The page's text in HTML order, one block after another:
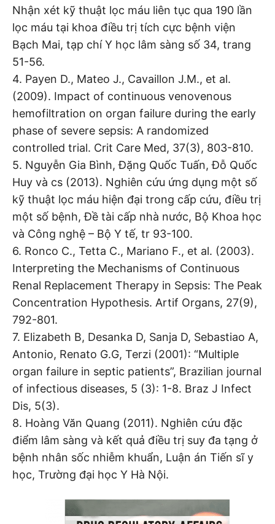
Nhận xét kỹ thuật lọc máu liên tục qua 190 lần
lọc máu tại khoa điều trị tích cực bệnh viện
Bạch Mai, tạp chí Y học lâm sàng số 34, trang
51-56.
4. Payen D., Mateo J., Cavaillon J.M., et al.
(2009). Impact of continuous venovenous
hemofiltration on organ failure during the early
phase of severe sepsis: A randomized
controlled trial. Crit Care Med, 37(3), 803-810.
5. Nguyễn Gia Bình, Đặng Quốc Tuấn, Đỗ Quốc
Huy và cs (2013). Nghiên cứu ứng dụng một số
kỹ thuật lọc máu hiện đại trong cấp cứu, điều trị
một số bệnh, Đề tài cấp nhà nước, Bộ Khoa học
và Công nghệ – Bộ Y tế, tr 93-100.
6. Ronco C., Tetta C., Mariano F., et al. (2003).
Interpreting the Mechanisms of Continuous
Renal Replacement Therapy in Sepsis: The Peak
Concentration Hypothesis. Artif Organs, 27(9),
792-801.
7. Elizabeth B, Desanka D, Sanja D, Sebastiao A,
Antonio, Renato G.G, Terzi (2001): “Multiple
organ failure in septic patients”, Brazilian journal
of infectious diseases, 5 (3): 1-8. Braz J Infect
Dis, 5(3).
8. Hoàng Văn Quang (2011). Nghiên cứu đặc
điểm lâm sàng và kết quả điều trị suy đa tạng ở
bệnh nhân sốc nhiễm khuẩn, Luận án Tiến sĩ y
học, Trường đại học Y Hà Nội.